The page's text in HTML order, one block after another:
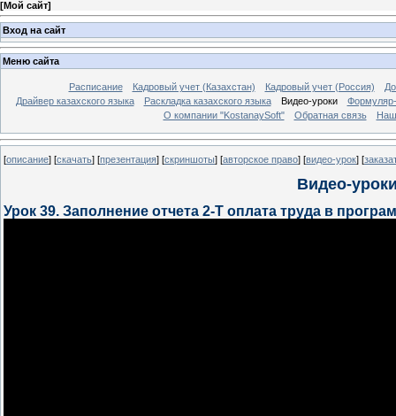
[Мой сайт]
Вход на сайт
Меню сайта
Расписание Кадровый учет (Казахстан) Кадровый учет (Россия)
Драйвер казахского языка
Раскладка казахского языка Видео-уроки
Формуляр-
О компании "KostanaySoft"
Обратная связь
[описание] [скачать] [презентация] [скриншоты] [авторское право] [видео-урок] [
Видео-
Урок 39. Заполнение отчета 2-Т оплата труда в